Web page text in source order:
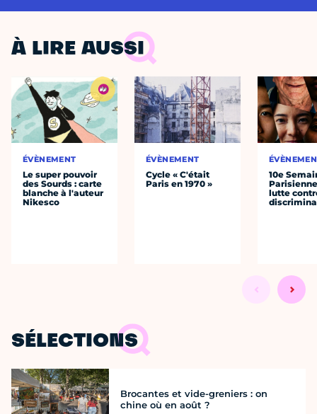
À LIRE AUSSI
ÉVÈNEMENT
Le super pouvoir
des Sourds : carte
blanche à l'auteur
Nikesco
ÉVÈNEMENT
Cycle « C'était
Paris en 1970 »
10e
lutte
SÉLECTIONS
Brocantes et vide-greniers : on
chine où en août ?